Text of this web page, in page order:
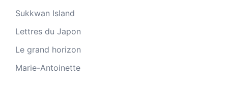
Sukkwan Island
Lettres du Japon
Le grand horizon
Marie-Antoinette